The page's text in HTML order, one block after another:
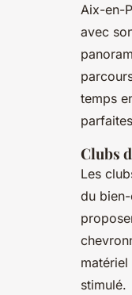
Aix-en-
avec
temps
Clubs
Les
du
stimulé.